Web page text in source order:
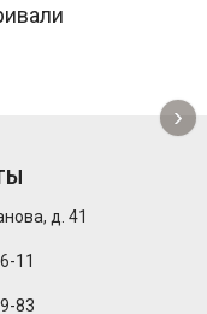
›
д. 41
11
83